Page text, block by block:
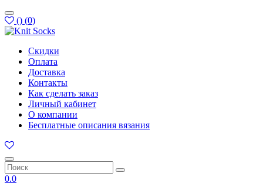
() (0)
Скидки
Оплата
Доставка
Контакты
Как сделать заказ
Личный кабинет
О компании
Бесплатные описания вязания
0.0